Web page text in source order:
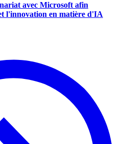
avec Microsoft afin
l'innovation en matière d'IA